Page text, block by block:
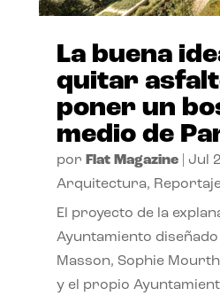
La buena
quitar
poner un
medio de
por Flat Magazine| Jul
Arquitectura,
El proyecto de la
Ayuntamiento
Masson, Sophie
y el propio